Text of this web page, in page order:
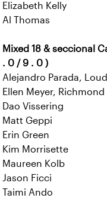
Elizabeth Kelly
Al Thomas
Mixed 18 & seccional
. 0 / 9 . 0 )
Alejandro Parada,
Ellen Meyer, Richmond
Dao Vissering
Matt Geppi
Erin Green
Kim Morrisette
Maureen Kolb
Jason Ficci
Taimi Ando